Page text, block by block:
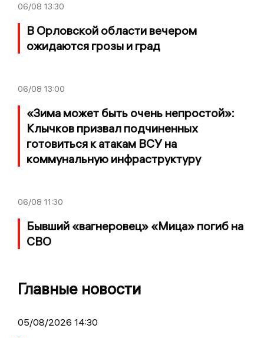
06/08 13:30
В Орловской области вечером
ожидаются грозы и град
06/08 13:00
«Зима может быть очень непростой»:
Клычков призвал подчиненных
готовиться к атакам ВСУ на
коммунальную инфраструктуру
06/08 11:30
Бывший «вагнеровец» «Мица» погиб на
СВО
Главные новости
05/08/2026 14:30